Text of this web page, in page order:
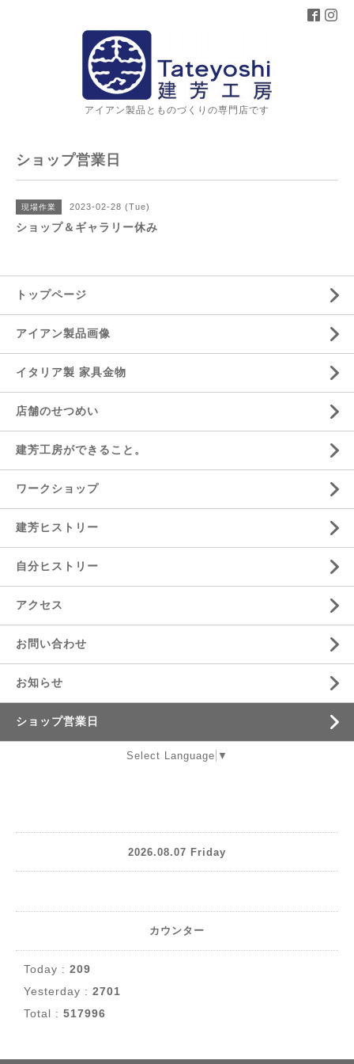
アイアン製品とものづくりの専門店です
ショップ営業日
現場作業 2023-02-28 (Tue)
ショップ＆ギャラリー休み
トップページ
アイアン製品画像
イタリア製 家具金物
店舗のせつめい
建芳工房ができること。
ワークショップ
建芳ヒストリー
自分ヒストリー
アクセス
お問い合わせ
お知らせ
ショップ営業日
Select Language ▼
2026.08.07 Friday
カウンター
Today : 209
Yesterday : 2701
Total : 517996